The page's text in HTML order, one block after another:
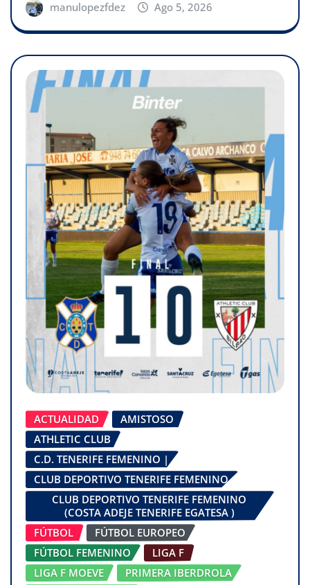
manulopezfdez Ago 5, 2026
ACTUALIDAD
AMISTOSO
ATHLETIC CLUB
C.D. TENERIFE FEMENINO |
CLUB DEPORTIVO TENERIFE FEMENINO
CLUB DEPORTIVO TENERIFE FEMENINO
(COSTA ADEJE TENERIFE EGATESA )
FÚTBOL
FÚTBOL EUROPEO
FÚTBOL FEMENINO
LIGA F
LIGA F MOEVE
PRIMERA IBERDROLA